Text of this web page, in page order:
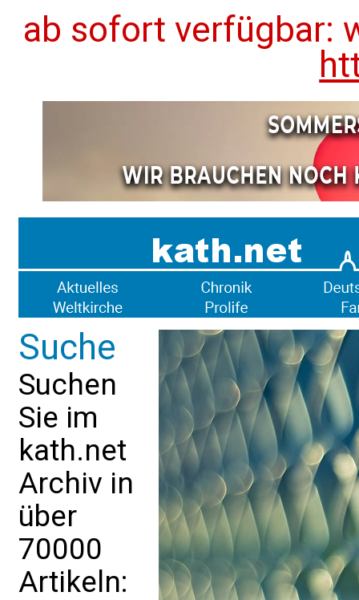
ab sofort verfügbar:
Suche
Suchen
Sie im
kath.net
Archiv in
über
70000
Artikeln: